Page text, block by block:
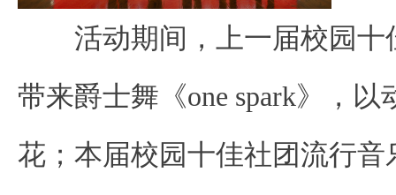
活动期间，上一届校园十
带来爵士舞《one spark》，
花；本届校园十佳社团流行